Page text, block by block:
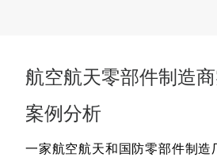
航空航天零部件制造
案例分析
一家航空航天和国防零部件制造